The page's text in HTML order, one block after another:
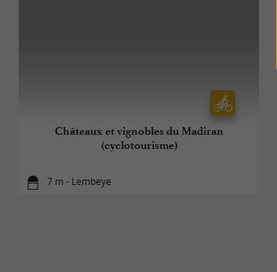
Châteaux et vignobles du Madiran
(cyclotourisme)
7 m - Lembeye